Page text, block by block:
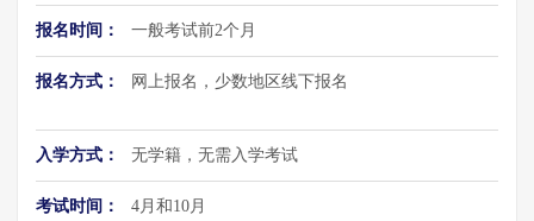
报名时间： 一般考试前2个月
报名方式： 网上报名，少数地区线下报名
入学方式： 无学籍，无需入学考试
考试时间： 4月和10月